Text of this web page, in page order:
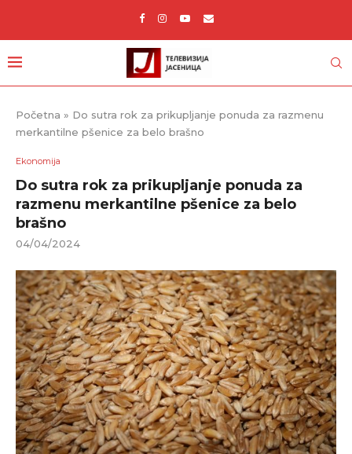
Početna » Do sutra rok za prikupljanje ponuda za razmenu
merkantilne pšenice za belo brašno
Ekonomija
Do sutra rok za prikupljanje ponuda za
razmenu merkantilne pšenice za belo
brašno
04/04/2024